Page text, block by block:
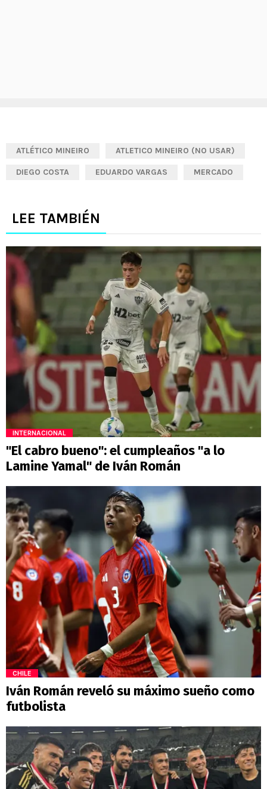
ATLÉTICO MINEIRO ATLETICO MINEIRO (NO USAR)
DIEGO COSTA EDUARDO VARGAS MERCADO
LEE TAMBIÉN
INTERNACIONAL
"El cabro bueno": el cumpleaños "a lo
Lamine Yamal" de Iván Román
CHILE
Iván Román reveló su máximo sueño como
futbolista